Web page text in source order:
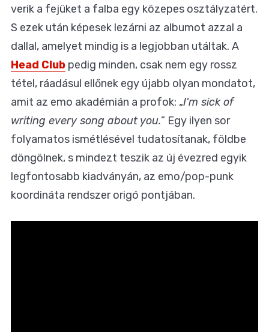
verik a fejüket a falba egy közepes osztályzatért.
S ezek után képesek lezárni az albumot azzal a
dallal, amelyet mindig is a legjobban utáltak. A
Head Club pedig minden, csak nem egy rossz
tétel, ráadásul ellőnek egy újabb olyan mondatot,
amit az emo akadémián a profok: „I'm sick of
writing every song about you.” Egy ilyen sor
folyamatos ismétlésével tudatosítanak, földbe
döngölnek, s mindezt teszik az új évezred egyik
legfontosabb kiadványán, az emo/pop-punk
koordináta rendszer origó pontjában.